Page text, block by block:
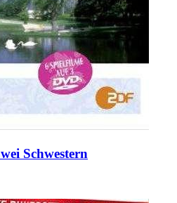
Schwestern